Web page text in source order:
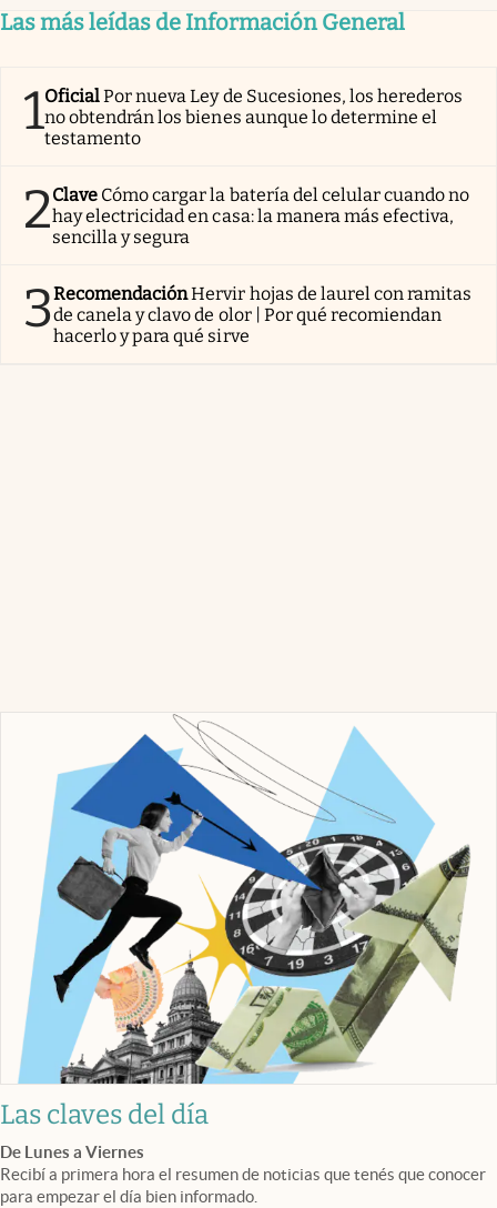
Las más leídas de Información General
1OficialPor nueva Ley de Sucesiones, los herederos
no obtendrán los bienes aunque lo determine el
testamento
2Clave Cómo cargar la batería del celular cuando no
hay electricidad en casa: la manera más efectiva,
sencilla y segura
3RecomendaciónHervir hojas de laurel con ramitas
de canela y clavo de olor | Por qué recomiendan
hacerlo y para qué sirve
Las claves del día
De Lunes a Viernes
Recibí a primera hora el resumen de noticias que tenés que conocer
para empezar el día bien informado.